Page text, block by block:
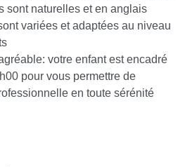
sont naturelles et en anglais
variées et adaptées au niveau
votre enfant est encadré
pour vous permettre de
en toute sérénité